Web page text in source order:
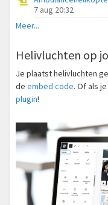
7 aug 20:32
Meer...
Helivluchten op
Je plaatst helivluchten
de embed code. Of als
plugin!